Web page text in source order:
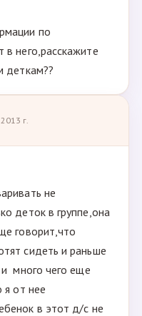
по
в него,расскажите
деткам??
г.
не
деток в группе,она
говорит,что
сидеть и раньше
и много чего еще
я от нее
в этот д/с не